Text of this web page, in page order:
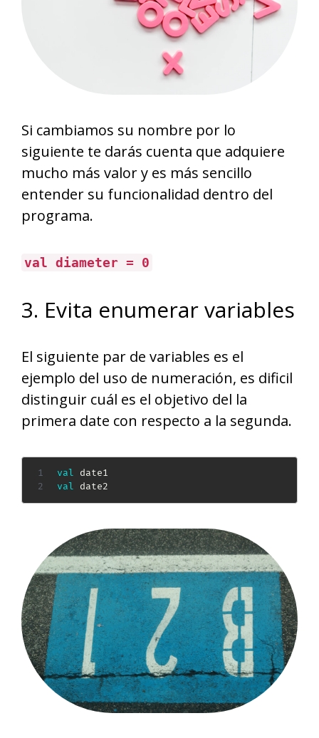
Si cambiamos su nombre por lo
siguiente te darás cuenta que adquiere
mucho más valor y es más sencillo
entender su funcionalidad dentro del
programa.
val diameter = 0
3. Evita enumerar variables
El siguiente par de variables es el
ejemplo del uso de numeración, es dificil
distinguir cuál es el objetivo del la
primera date con respecto a la segunda.
val
val date2